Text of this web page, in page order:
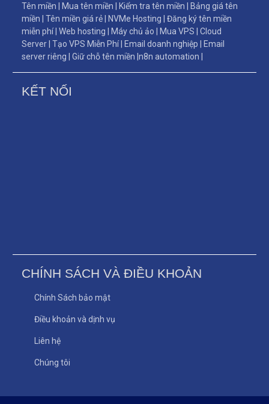
Tên miền |Mua tên miền |Kiểm tra tên miền |Bảng giá tên
miền |Tên miền giá rẻ|NVMe Hosting |Đăng ký tên miền
miễn phí|Web hosting |Máy chủ ảo|Mua VPS|Cloud
Server|Tạo VPS Miễn Phí|Email doanh nghiệp |Email
server riêng |Giữ chỗ tên miền |n8n automation |
KẾT NỐI
CHÍNH SÁCH VÀ ĐIỀU KHOẢN
Chính Sách bảo mật
Điều khoản và dịnh vụ
Liên hệ
Chúng tôi